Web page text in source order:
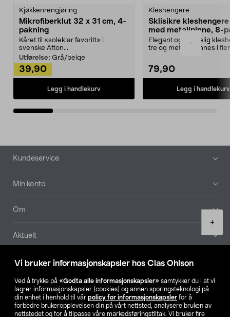
Vi bruker informasjonskapsler hos Clas Ohlson
Ved å trykke på «Godta alle informasjonskapsler» samtykker du i at vi
lagrer informasjonskapsler (cookies) og annen sporingsteknologi på
din enhet i henhold til vår policy for informasjonskapsler for å
forbedre brukeropplevelsen din på vårt nettsted, analysere bruken av
nettstedet og for å tilpasse våre markedsføringstiltak. Vi bruker fire
-
+
Kjøkkenrengjøring
Mikrofiberklut 32 x 31 cm, 4-
pakning
Kåret til «soleklar favoritt» i
svenske Afton...
Utførelse: Grå/beige
39,90
Legg i handlekurv
Kleshengere
Sklisikre
med metallpinne, 8-
Elegant og skikkelig
tre og metall – finnes i
79,90
Legg i handlekurv
Bunntekst
Kundeservice
Min konto
Om
Aktuelt
Våre selskaper
Finn din butikk
SE NO FI